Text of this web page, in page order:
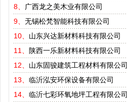
8、
广西龙之美木业有限公司
9、 无锡松梵智能科技有限公司
10、 山东兴达新材料科技有限公司
11、
陕西一乐新材料科技有限公司
12、 山东固骏建筑工程材料有限公司
13、 临沂泓安环保设备有限公司
14、 临沂七彩环氧地坪工程有限公司